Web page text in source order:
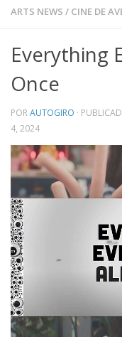
ARTS NEWS / CINE DE
Everything
Once
PORAUTOGIRO ·
4, 2024